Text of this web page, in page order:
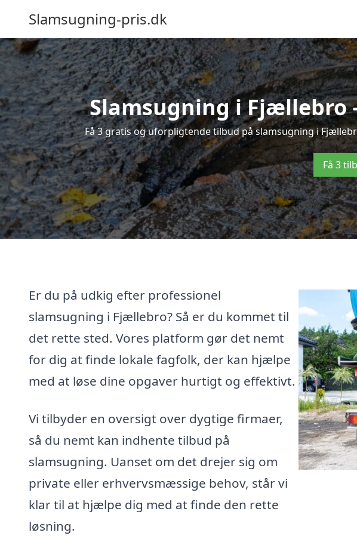
Slamsugning-pris.dk
Slamsugning i
Få 3 gratis og uforpligtende tilbud på slamsugning i
Få 3
Er du på udkig efter professionel
slamsugning i Fjællebro? Så er du kommet til
det rette sted. Vores platform gør det nemt
for dig at finde lokale fagfolk, der kan hjælpe
med at løse dine opgaver hurtigt og effektivt.
Vi tilbyder en oversigt over dygtige firmaer,
så du nemt kan indhente tilbud på
slamsugning. Uanset om det drejer sig om
private eller erhvervsmæssige behov, står vi
klar til at hjælpe dig med at finde den rette
løsning.